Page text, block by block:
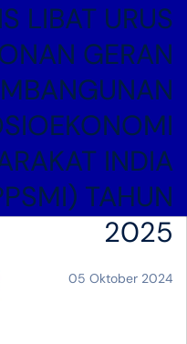
LIBAT URUS
GERAN
INDIA
TAHUN
2025
05 Oktober 2024